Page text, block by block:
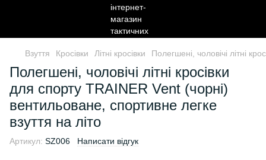
Взуття Кросівки Літні кросівки Полегшені, чоловічі літні
Полегшені, чоловічі літні кросівки
для спорту TRAINER Vent (чорні)
вентильоване, спортивне легке
взуття на літо
Артикул: SZ006 Написати відгук